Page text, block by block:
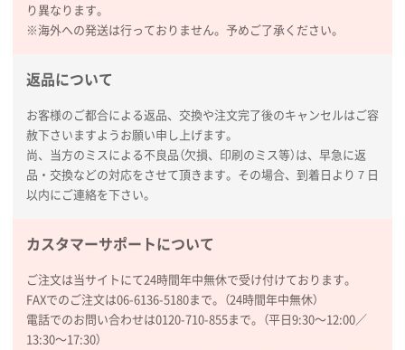
り異なります。
※海外への発送は行っておりません。予めご了承ください。
返品について
お客様のご都合による返品、交換や注文完了後のキャンセルはご容
赦下さいますようお願い申し上げます。
尚、当方のミスによる不良品（欠損、印刷のミス等）は、早急に返
品・交換などの対応をさせて頂きます。その場合、到着日より７日
以内にご連絡を下さい。
カスタマーサポートについて
ご注文は当サイトにて24時間年中無休で受け付けております。
FAXでのご注文は06-6136-5180まで。（24時間年中無休）
電話でのお問い合わせは0120-710-855まで。（平日9:30〜12:00／
13:30〜17:30）